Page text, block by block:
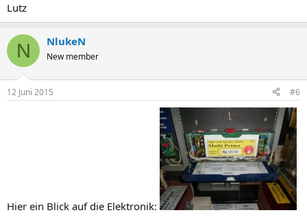
Lutz
N NlukeN
New member
12 Juni 2015 #6
Hier ein Blick auf die Elektronik: